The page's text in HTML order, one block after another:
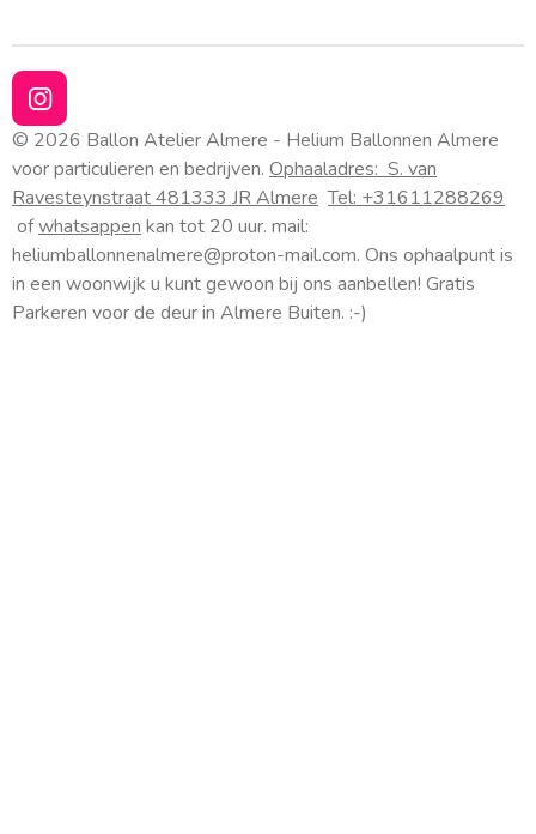
I
n
s
t
a
g
r
a
m
© 2026 Ballon Atelier Almere - Helium Ballonnen Almere
voor particulieren en bedrijven. Ophaaladres: S. van
Ravesteynstraat 481333 JR Almere Tel: +31611288269
ofwhatsappen kan tot 20 uur. mail:
heliumballonnenalmere@proton-mail.com. Ons ophaalpunt is
in een woonwijk u kunt gewoon bij ons aanbellen! Gratis
Parkeren voor de deur in Almere Buiten. :-)